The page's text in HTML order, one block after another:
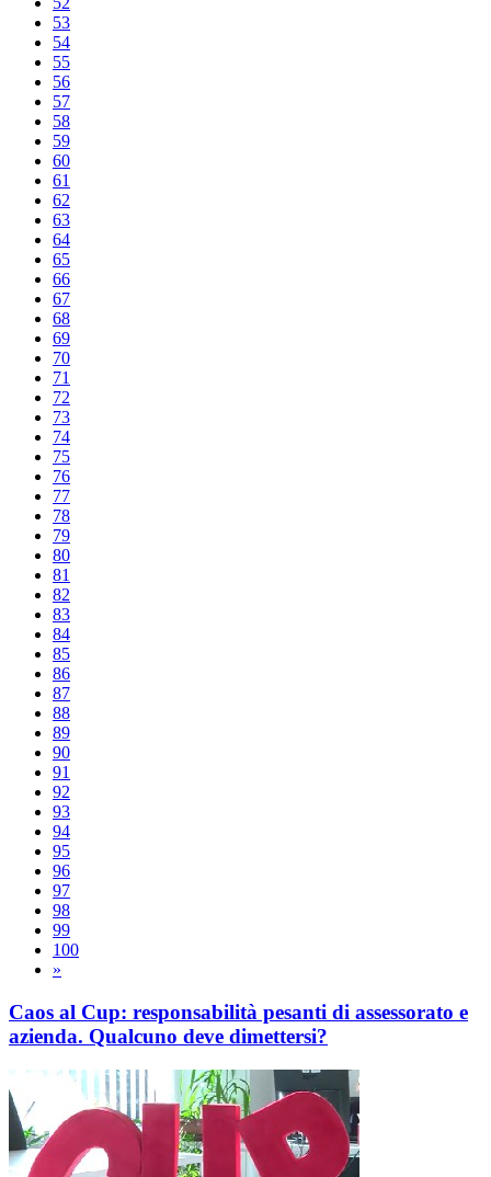
53
54
55
56
57
58
59
60
61
62
63
64
65
66
67
68
69
70
71
72
73
74
75
76
77
78
79
80
81
82
83
84
85
86
87
88
89
90
91
92
93
94
95
96
97
98
99
100
»
Caos al Cup: responsabilità pesanti di assessorato e
azienda. Qualcuno deve dimettersi?